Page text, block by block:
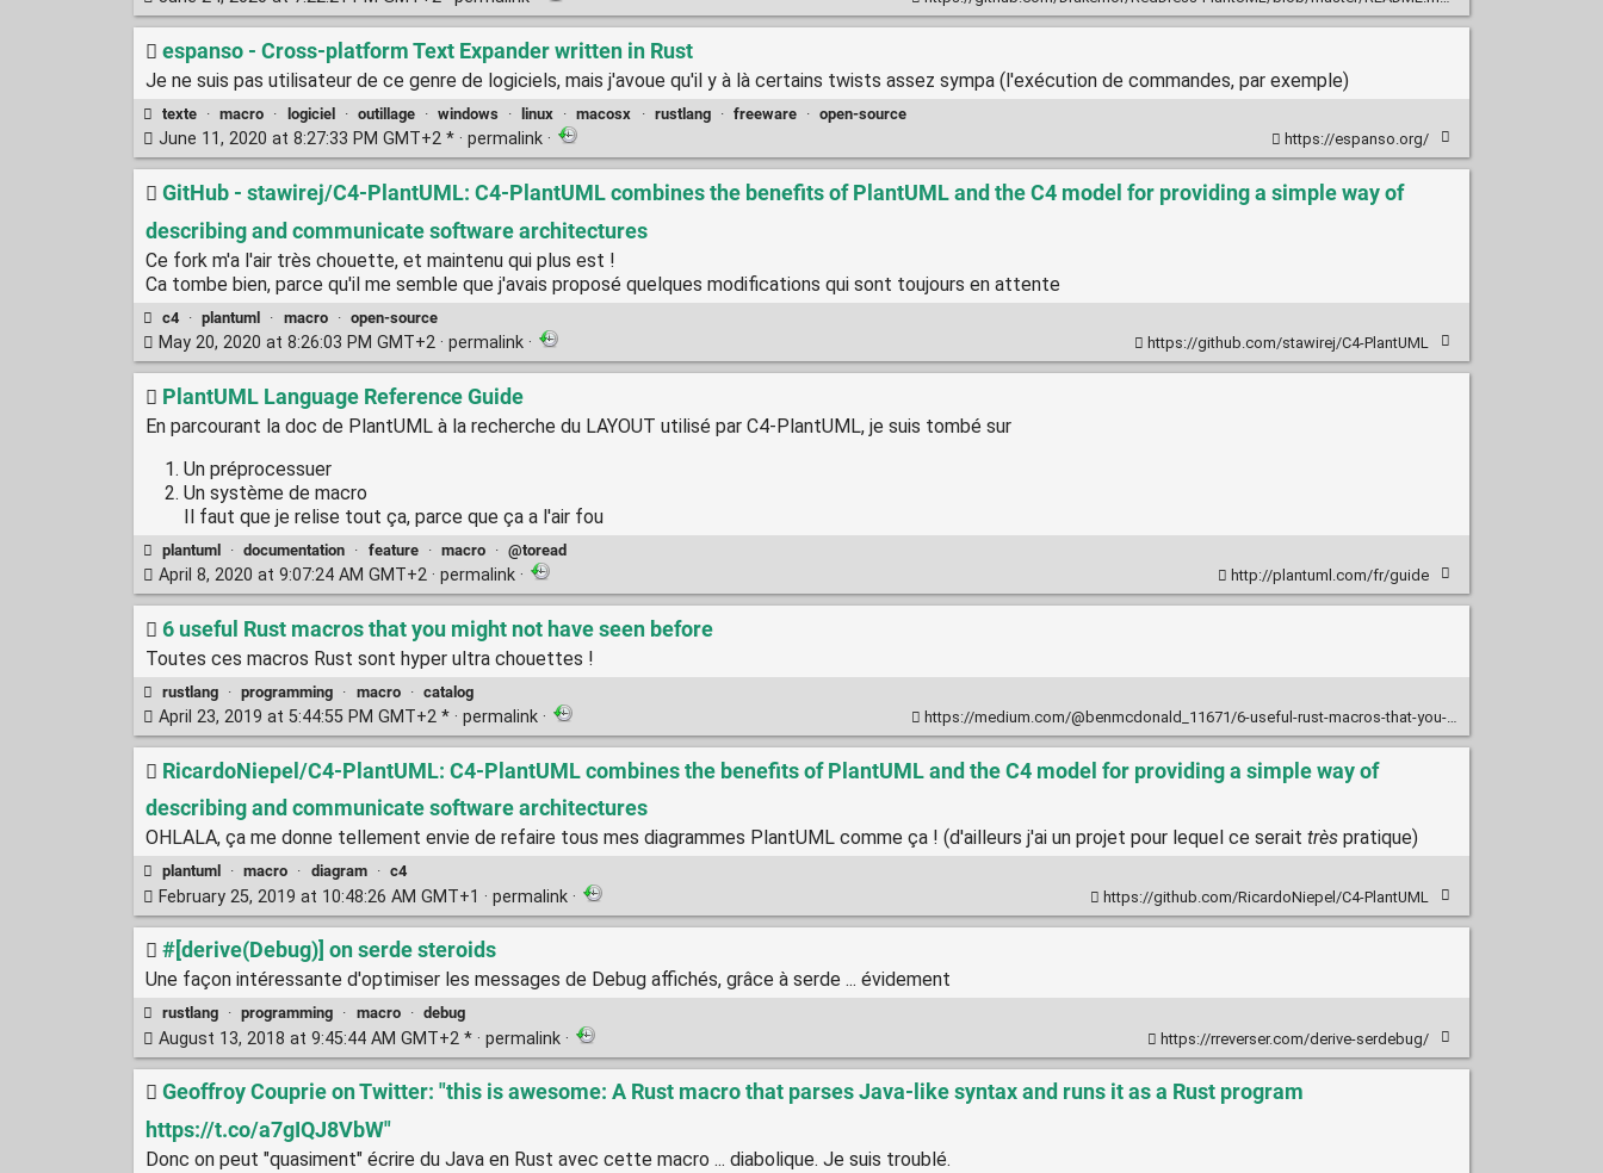
espanso - Cross-platform Text Expander written in Rust
Je ne suis pas utilisateur de ce genre de logiciels, mais j'avoue qu'il y à là certains twists assez sympa (l'exécution de commandes, par exemple)
texte · macro · logiciel · outillage · windows · linux · macosx · rustlang · freeware · open-source
June 11, 2020 at 8:27:33 PM GMT+2 * · permalink · https://espanso.org/
GitHub - stawirej/C4-PlantUML: C4-PlantUML combines the benefits of PlantUML and the C4 model for providing a simple way of
describing and communicate software architectures
Ce fork m'a l'air très chouette, et maintenu qui plus est !
Ca tombe bien, parce qu'il me semble que j'avais proposé quelques modifications qui sont toujours en attente
c4 · plantuml · macro · open-source
May 20, 2020 at 8:26:03 PM GMT+2 · permalink · https://github.com/stawirej/C4-PlantUML
PlantUML Language Reference Guide
En parcourant la doc de PlantUML à la recherche du LAYOUT utilisé par C4-PlantUML, je suis tombé sur
Un préprocessuer
Un système de macro
Il faut que je relise tout ça, parce que ça a l'air fou
plantuml · documentation · feature · macro · @toread
April 8, 2020 at 9:07:24 AM GMT+2 · permalink · http://plantuml.com/fr/guide
6 useful Rust macros that you might not have seen before
Toutes ces macros Rust sont hyper ultra chouettes !
rustlang · programming · macro · catalog
April 23, 2019 at 5:44:55 PM GMT+2 * · permalink · https://medium.com/@benmcdonald_11671/6-useful-rust-macros-that-you-might-not-have-seen-before-59d1386f7bc5
RicardoNiepel/C4-PlantUML: C4-PlantUML combines the benefits of PlantUML and the C4 model for providing a simple way of
describing and communicate software architectures
OHLALA, ça me donne tellement envie de refaire tous mes diagrammes PlantUML comme ça ! (d'ailleurs j'ai un projet pour lequel ce serait trèspratique)
plantuml · macro · diagram · c4
February 25, 2019 at 10:48:26 AM GMT+1 · permalink · https://github.com/RicardoNiepel/C4-PlantUML
#[derive(Debug)] on serde steroids
Une façon intéressante d'optimiser les messages de Debug affichés, grâce à serde ... évidement
rustlang · programming · macro · debug
August 13, 2018 at 9:45:44 AM GMT+2 * · permalink · https://rreverser.com/derive-serdebug/
Geoffroy Couprie on Twitter: "this is awesome: A Rust macro that parses Java-like syntax and runs it as a Rust program
https://t.co/a7gIQJ8VbW"
Donc on peut "quasiment" écrire du Java en Rust avec cette macro ... diabolique. Je suis troublé.